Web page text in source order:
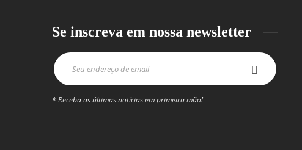
Se inscreva em nossa newsletter
* Receba as últimas notícias em primeira mão!